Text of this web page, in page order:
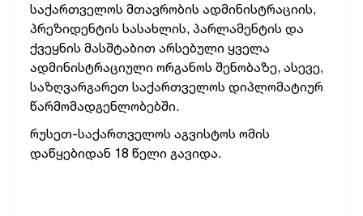
საქართველოს მთავრობის ადმინისტრაციის,
პრეზიდენტის სასახლის, პარლამენტის და
ქვეყნის მასშტაბით არსებული ყველა
ადმინისტრაციული ორგანოს შენობაზე, ასევე,
საზღვარგარეთ საქართველოს დიპლომატიურ
წარმომადგენლობებში.
რუსეთ-საქართველოს აგვისტოს ომის
დაწყებიდან 18 წელი გავიდა.